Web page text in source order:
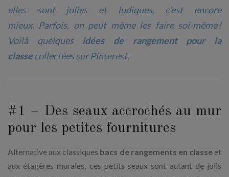
elles sont jolies et ludiques, c’est encore
mieux. Parfois, on peut même les faire soi-même !
Voilà quelques idées de rangement pour la
classecollectées sur Pinterest.
#1 – Des seaux accrochés au mur
pour les petites fournitures
Alternative aux classiques bacs de rangements en classeet
aux étagères murales, ces petits seaux sont autant de jolis